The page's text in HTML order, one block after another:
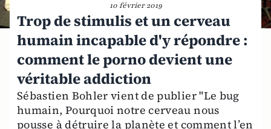
10 février 2019
Trop de stimulis et un cerveau
humain incapable d'y répondre :
comment le porno devient une
véritable addiction
Sébastien Bohler vient de publier "Le bug
humain, Pourquoi notre cerveau nous
pousse à détruire la planète et comment l’en